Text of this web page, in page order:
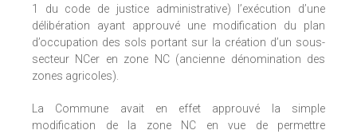
1 du code de justice administrative) l’exécution d’une
délibération ayant approuvé une modification du plan
d’occupation des sols portant sur la création d’un sous-
secteur NCer en zone NC (ancienne dénomination des
zones agricoles).
La Commune avait en effet approuvé la simple
modification de la zone NC en vue de permettre